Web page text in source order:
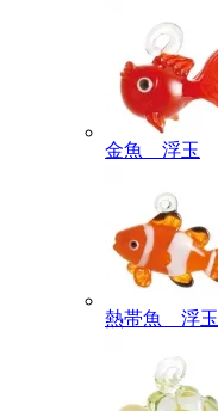
金魚 浮玉
熱帯魚 浮玉